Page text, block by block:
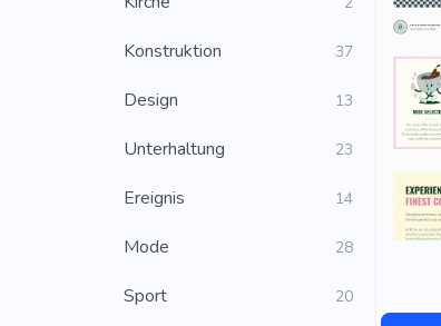
Konstruktion 37
Design 13
Unterhaltung 23
Ereignis 14
Mode 28
Sport 20